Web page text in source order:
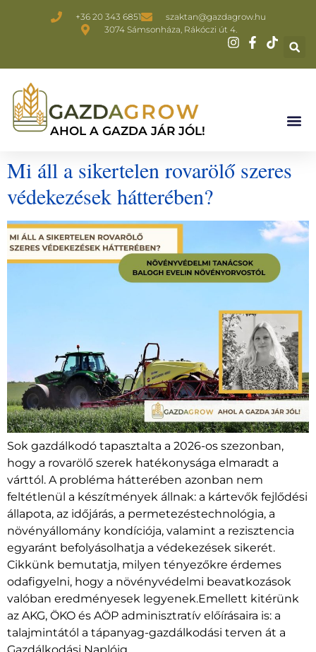
+36 20 343 6851
szaktan@gazdagrow.hu
3074 Sámsonháza, Rákóczi út 4.
AHOL A GAZDA JÁR JÓL!
Mi áll a sikertelen rovarölő szeres
védekezések hátterében?
Sok gazdálkodó tapasztalta a 2026-os szezonban,
hogy a rovarölő szerek hatékonysága elmaradt a
várttól. A probléma hátterében azonban nem
feltétlenül a készítmények állnak: a kártevők fejlődési
állapota, az időjárás, a permetezéstechnológia, a
növényállomány kondíciója, valamint a rezisztencia
egyaránt befolyásolhatja a védekezések sikerét.
Cikkünk bemutatja, milyen tényezőkre érdemes
odafigyelni, hogy a növényvédelmi beavatkozások
valóban eredményesek legyenek.Emellett kitérünk
az AKG, ÖKO és AÖP adminisztratív előírásaira is: a
talajmintától a tápanyag-gazdálkodási terven át a
Gazdálkodási Naplóig.